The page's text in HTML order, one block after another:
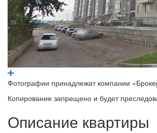
Фотографии принадлежат компании
Копирование запрещено и будет
Описание квартиры